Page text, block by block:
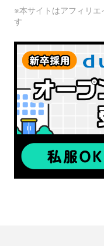
※本サイトはアフィリエ
す